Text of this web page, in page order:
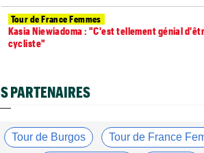
Tour de France Femmes
Kasia Niewiadoma : "C'est tellement génial
cycliste"
loin…"
Matthew Brennan a remporté la 4e étape
PARTENAIRES
Tour de Burgos Tour de France